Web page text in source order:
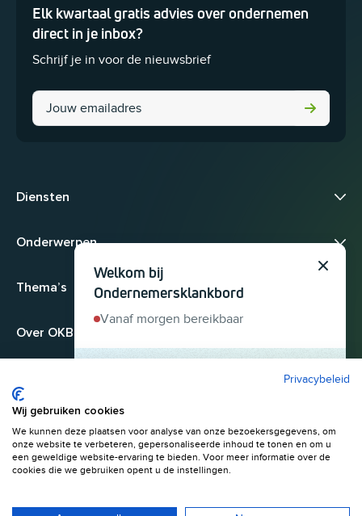
Elk kwartaal gratis advies over ondernemen
direct in je inbox?
Schrijf je in voor de nieuwsbrief
LinkedIn
Dit veld is bedoeld voor validatiedoeleinden en moet niet worden
Diensten
Onderwerpen
Thema’s
Over OKB
© 2026
Algemene voorwaarden
Privacyverklaring
Welkom bij
Ondernemersklankbord
Vanaf morgen bereikbaar
Sluit
hier. We helpen je snel
verder.
Privacybeleid
Wij gebruiken cookies
We kunnen deze plaatsen voor analyse van onze bezoekersgegevens, om
onze website te verbeteren, gepersonaliseerde inhoud te tonen en om u
een geweldige website-ervaring te bieden. Voor meer informatie over de
cookies die we gebruiken opent u de instellingen.